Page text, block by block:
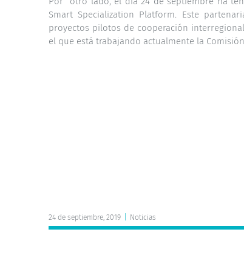
Smart Specialization Platform. Este
proyectos pilotos de cooperación
el que está trabajando actualmente la
24 de septiembre, 2019 Noticias